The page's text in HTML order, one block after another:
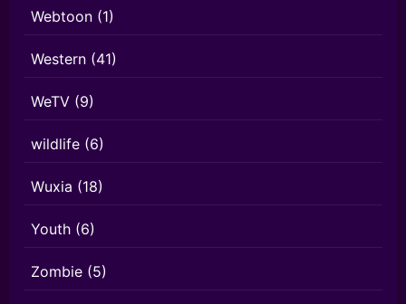
Webtoon (1)
Western (41)
WeTV (9)
wildlife (6)
Wuxia (18)
Youth (6)
Zombie (5)